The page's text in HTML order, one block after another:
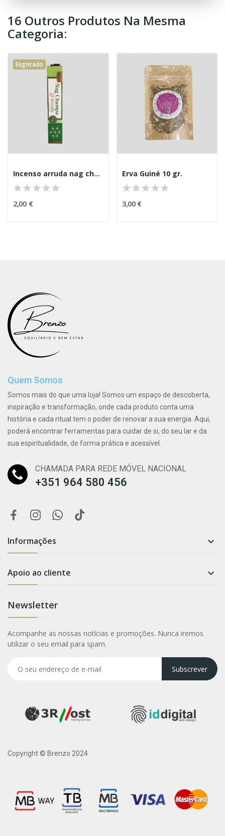
16 Outros Produtos Na Mesma
Categoria:
Esgotado
Incenso arruda nag champa
2,00 €
Erva Guiné 10 gr.
3,00 €
Quem Somos
Somos mais do que uma loja! Somos um espaço de descoberta,
inspiração e transformação, onde cada produto conta uma
história e cada ritual tem o poder de renovar a sua energia. Aqui,
poderá encontrar ferramentas para cuidar de si, do seu lar e da
sua espiritualidade, de forma prática e acessível.
CHAMADA PARA REDE MÓVEL NACIONAL
+351 964 580 456
Informações 
Apoio ao cliente 
Newsletter
Acompanhe as nossas notícias e promoções. Nunca iremos
utilizar o seu email para spam.
Subscrever
Copyright © Brenzo 2024